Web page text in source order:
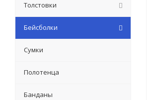
Толстовки
Бейсболки
Сумки
Полотенца
Банданы